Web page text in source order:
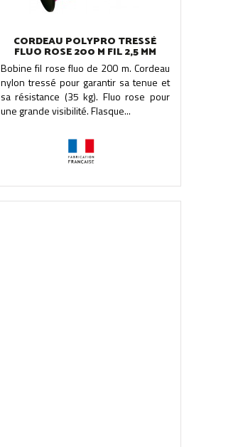
CORDEAU POLYPRO TRESSÉ
FLUO ROSE 200 M FIL 2,5 MM
Bobine fil rose fluo de 200 m. Cordeau
nylon tressé pour garantir sa tenue et
sa résistance (35 kg). Fluo rose pour
une grande visibilité. Flasque...